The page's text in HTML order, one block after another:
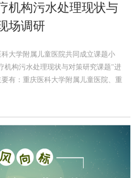
机构污水处理现状与
场调研
科大学附属儿童医院共同成立课题小
机构污水处理现状与对策研究课题"进
有：重庆医科大学附属儿童医院、重